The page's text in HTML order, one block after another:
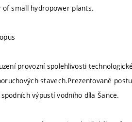
small hydropower plants.
provozní spolehlivosti
stavech.Prezentované
výpustí vodního díla Šance.